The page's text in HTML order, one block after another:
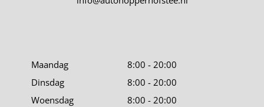
Maandag
8:00 - 20:00
Dinsdag
8:00 - 20:00
Woensdag
8:00 - 20:00